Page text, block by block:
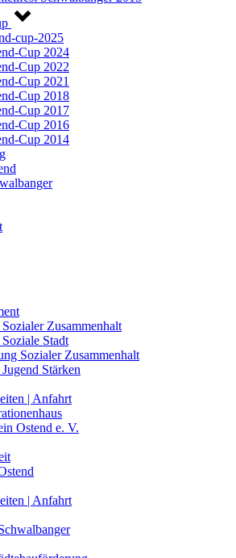
cup-2025
Cup 2024
Cup 2022
Cup 2021
Cup 2018
Cup 2017
Cup 2016
Cup 2014
Zusammenhalt
Stadt
Sozialer Zusammenhalt
Stärken
| Anfahrt
Ostend e. V.
| Anfahrt